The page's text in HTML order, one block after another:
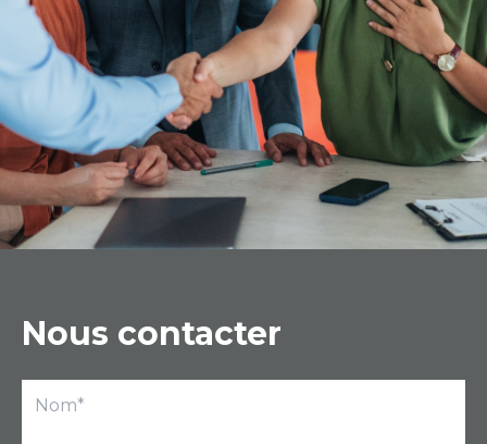
Nous contacter